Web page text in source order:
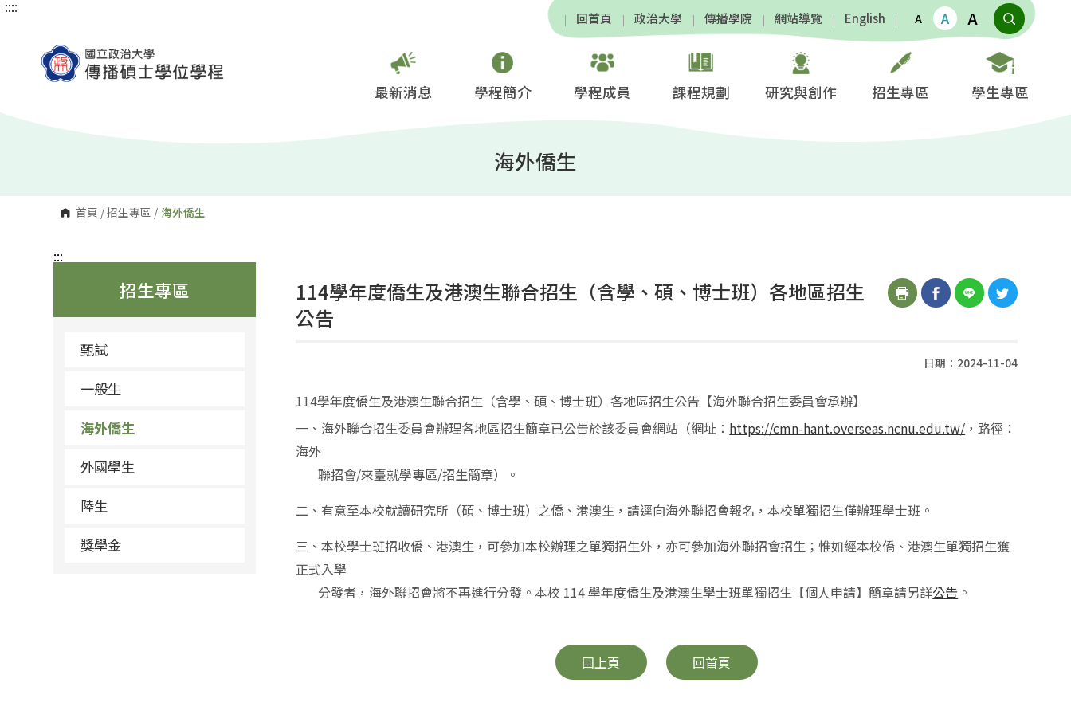
跳
:::
回首頁 政治大學 傳播學院 網站導覽 English A A A
最新消息 學程簡介 學程成員 課程規劃 研究與創作 招生專區 學生專區
海外僑生
首頁 /招生專區 / 海外僑生
:::
招生專區
甄試
一般生
海外僑生
外國學生
陸生
獎學金
:::
114學年度僑生及港澳生聯合招生（含學、碩、博士班）各地區招生
公告
日期：2024-11-04
114學年度僑生及港澳生聯合招生（含學、碩、博士班）各地區招生公告【海外聯合招生委員會承辦】
一、海外聯合招生委員會辦理各地區招生簡章已公告於該委員會網站（網址： https://cmn-hant.overseas.ncnu.edu.tw/ ，路徑：
海外
聯招會/來臺就學專區/招生簡章）。
二、有意至本校就讀研究所（碩、博士班）之僑、港澳生，請逕向海外聯招會報名，本校單獨招生僅辦理學士班。
三、本校學士班招收僑、港澳生，可參加本校辦理之單獨招生外，亦可參加海外聯招會招生；惟如經本校僑、港澳生單獨招生獲
正式入學
分發者，海外聯招會將不再進行分發。本校 114 學年度僑生及港澳生學士班單獨招生【個人申請】簡章請另詳公告 。
回上頁 回首頁